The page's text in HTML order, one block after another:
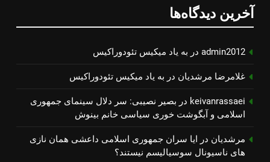
آخرین دیدگاه‌ها
admin2012 در به یاد میكیس تئودوراكیس
غلامرضا مرشدیان در به یاد میكیس تئودوراكیس
keivanrassaei در بصیر نصیبی: سر دلال سینمای جمهوری
اسلامی و آبگوشت خوری سیاسی خانم بینوش
مرشدیان در ایا سران جمهوری اسلامی داعشی همان نازی
های ناسیونال سوسیالیسم نیستند؟